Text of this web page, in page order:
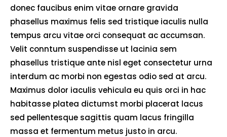
donec faucibus enim vitae ornare gravida
phasellus maximus felis sed tristique iaculis nulla
tempus arcu vitae orci consequat ac accumsan.
Velit conntum suspendisse ut lacinia sem
phasellus tristique ante nisl eget consectetur urna
interdum ac morbi non egestas odio sed at arcu.
Maximus dolor iaculis vehicula eu quis orci in hac
habitasse platea dictumst morbi placerat lacus
sed pellentesque sagittis quam lacus fringilla
massa et fermentum metus justo in arcu.